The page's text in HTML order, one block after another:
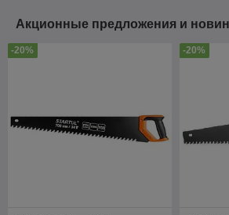
Акционные предложения и
-20% -20%